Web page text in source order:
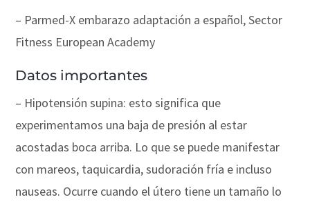
– Parmed-X embarazo adaptación a español, Sector
Fitness European Academy
Datos importantes
– Hipotensión supina: esto significa que
experimentamos una baja de presión al estar
acostadas boca arriba. Lo que se puede manifestar
con mareos, taquicardia, sudoración fría e incluso
nauseas. Ocurre cuando el útero tiene un tamaño lo